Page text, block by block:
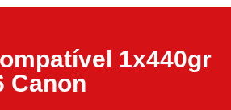
1x440gr
Canon